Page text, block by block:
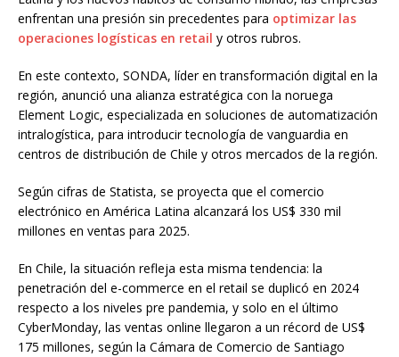
enfrentan una presión sin precedentes para optimizar las
operaciones logísticas en retail y otros rubros.
En este contexto, SONDA, líder en transformación digital en la
región, anunció una alianza estratégica con la noruega
Element Logic, especializada en soluciones de automatización
intralogística, para introducir tecnología de vanguardia en
centros de distribución de Chile y otros mercados de la región.
Según cifras de Statista, se proyecta que el comercio
electrónico en América Latina alcanzará los US$ 330 mil
millones en ventas para 2025.
En Chile, la situación refleja esta misma tendencia: la
penetración del e-commerce en el retail se duplicó en 2024
respecto a los niveles pre pandemia, y solo en el último
CyberMonday, las ventas online llegaron a un récord de US$
175 millones, según la Cámara de Comercio de Santiago